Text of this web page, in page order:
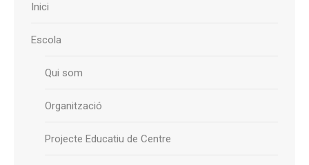
Inici
Escola
Qui som
Organització
Projecte Educatiu de Centre